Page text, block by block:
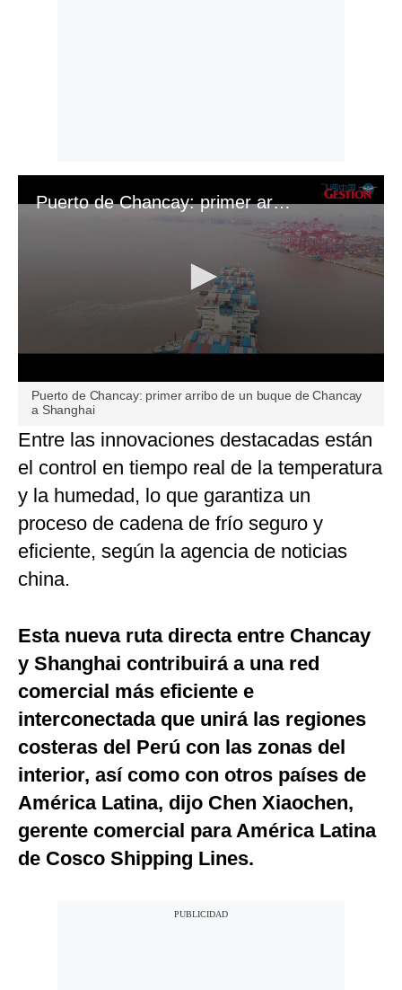
Puerto de Chancay: primer arribo de un buque de Chancay a Shanghai
seconds
24
seconds
Puerto de Chancay: primer arribo de un buque de Chancay
a Shanghai
Entre las innovaciones destacadas están
el control en tiempo real de la temperatura
y la humedad, lo que garantiza un
proceso de cadena de frío seguro y
eficiente, según la agencia de noticias
china.
Esta nueva ruta directa entre Chancay
y Shanghai contribuirá a una red
comercial más eficiente e
interconectada que unirá las regiones
costeras del Perú con las zonas del
interior, así como con otros países de
América Latina, dijo Chen Xiaochen,
gerente comercial para América Latina
de Cosco Shipping Lines.